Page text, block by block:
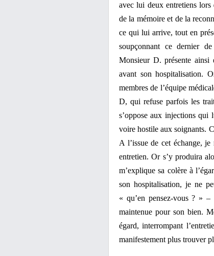
avec lui deux entretiens lors
de la mémoire et de la
ce qui lui arrive, tout en
soupçonnant ce dernier
Monsieur D. présente ainsi
avant son hospitalisation.
membres de l’équipe
D, qui refuse parfois les
s’oppose aux injections qui
voire hostile aux soignants.
A l’issue de cet échange,
entretien. Or s’y produira
m’explique sa colère à
son hospitalisation, je ne
« qu’en pensez-vous ? » –
maintenue pour son bien.
égard, interrompant
manifestement plus trouver